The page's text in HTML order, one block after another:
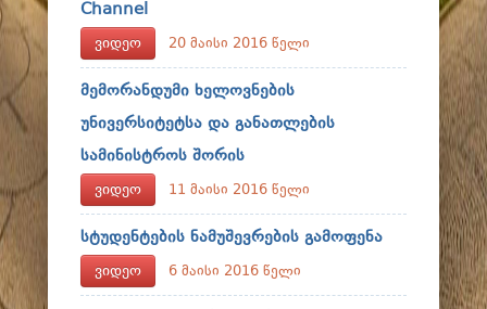
Channel
ვიდეო 20 მაისი 2016 წელი
მემორანდუმი ხელოვნების
უნივერსიტეტსა და განათლების
სამინისტროს შორის
ვიდეო 11 მაისი 2016 წელი
სტუდენტების ნამუშევრების გამოფენა
ვიდეო 6 მაისი 2016 წელი